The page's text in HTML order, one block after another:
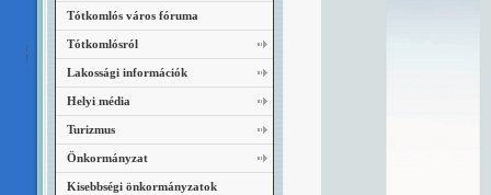
Tótkomlós város fóruma
Tótkomlósról
Lakossági információk
Helyi média
Turizmus
Önkormányzat
Kisebbségi önkormányzatok